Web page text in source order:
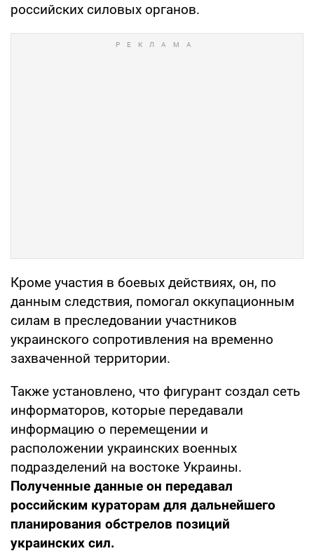
российских силовых органов.
Кроме участия в боевых действиях, он, по
данным следствия, помогал оккупационным
силам в преследовании участников
украинского сопротивления на временно
захваченной территории.
Также установлено, что фигурант создал сеть
информаторов, которые передавали
информацию о перемещении и
расположении украинских военных
подразделений на востоке Украины.
Полученные данные он передавал
российским кураторам для дальнейшего
планирования обстрелов позиций
украинских сил.